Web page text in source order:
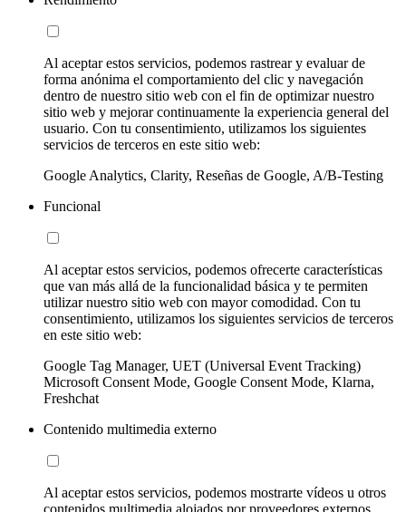
Al aceptar estos servicios, podemos rastrear y evaluar de
forma anónima el comportamiento del clic y navegación
dentro de nuestro sitio web con el fin de optimizar nuestro
sitio web y mejorar continuamente la experiencia general del
usuario. Con tu consentimiento, utilizamos los siguientes
servicios de terceros en este sitio web:
Google Analytics, Clarity, Reseñas de Google, A/B-Testing
Funcional
Al aceptar estos servicios, podemos ofrecerte características
que van más allá de la funcionalidad básica y te permiten
utilizar nuestro sitio web con mayor comodidad. Con tu
consentimiento, utilizamos los siguientes servicios de terceros
en este sitio web:
Google Tag Manager, UET (Universal Event Tracking)
Microsoft Consent Mode, Google Consent Mode, Klarna,
Freshchat
Contenido multimedia externo
Al aceptar estos servicios, podemos mostrarte vídeos u otros
contenidos multimedia alojados por proveedores externos.